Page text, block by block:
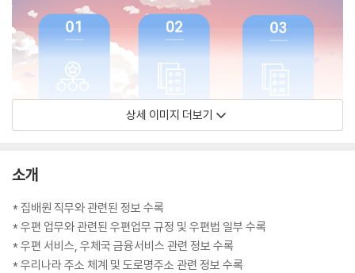
상세 이미지 더보기
소개
* 집배원 직무와 관련된 정보 수록
* 우편 업무와 관련된 우편업무 규정 및 우편법 일부 수록
* 우편 서비스, 우체국 금융서비스 관련 정보 수록
* 우리나라 주소 체계 및 도로명주소 관련 정보 수록